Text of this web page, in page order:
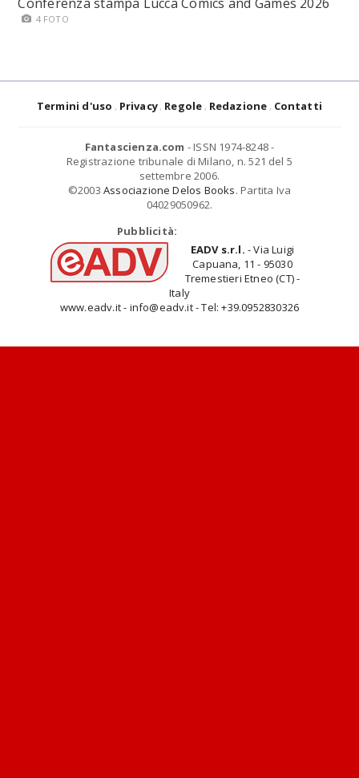
4 FOTO
Termini d'uso Privacy Regole Redazione Contatti
Fantascienza.com - ISSN 1974-8248 -
Registrazione tribunale di Milano, n. 521 del 5
settembre 2006.
©2003 Associazione Delos Books. Partita Iva
04029050962.
Pubblicità:
EADV s.r.l. - Via Luigi
Capuana, 11 - 95030
Tremestieri Etneo (CT) -
Italy
www.eadv.it - info@eadv.it - Tel: +39.0952830326